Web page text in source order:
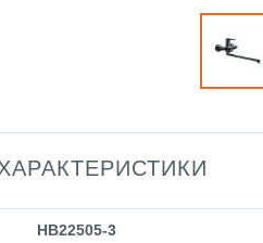
HB22505-3